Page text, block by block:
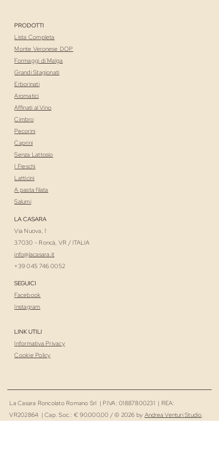
PRODOTTI
Lista Completa
Monte Veronese DOP
Formaggi di Malga
Grandi Stagionati
Erborinati
Aromatici
Affinati al Vino
Cimbro
Pecorini
Caprini
Senza Lattosio
I Freschi
Latticini
A pasta filata
Salumi
LA CASARA
Via Nuova, 1
37030 - Roncà, VR / ITALIA
info@lacasara.it
+39 045 746 0052
SEGUICI
Facebook
Instagram
LINK UTILI
Informativa Privacy
Cookie Policy
La Casara Roncolato Romano Srl | P.IVA: 01887800231 | REA:
VR202864 | Cap. Soc.: € 90.000,00 / © 2026 by Andrea Venturi Studio.